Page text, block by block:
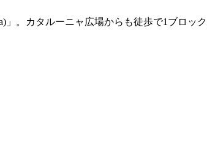
」。カタルーニャ広場からも徒歩で1ブロック